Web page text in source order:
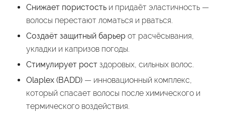
Снижает пористостьи придаёт эластичность —
волосы перестают ломаться и рваться.
Создаёт защитный барьерот расчёсывания,
укладки и капризов погоды.
Стимулирует ростздоровых, сильных волос.
Olaplex (BADD)— инновационный комплекс,
который спасает волосы после химического и
термического воздействия.